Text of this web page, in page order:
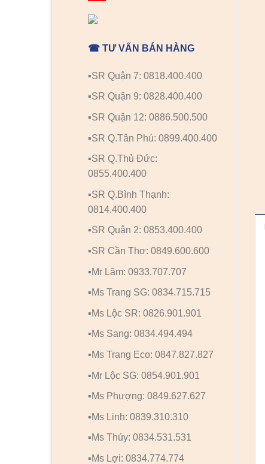
☎ TƯ VẤN BÁN HÀNG
▪️SR Quận 7: 0818.400.400
▪️SR Quận 9: 0828.400.400
▪️SR Quận 12: 0886.500.500
▪️SR Q.Tân Phú: 0899.400.400
▪️SR Q.Thủ Đức:
0855.400.400
▪️SR Q.Bình Thạnh:
0814.400.400
▪️SR Quận 2: 0853.400.400
▪️SR Cần Thơ: 0849.600.600
▪️Mr Lãm: 0933.707.707
▪️Ms Trang SG: 0834.715.715
▪️Ms Lộc SR: 0826.901.901
▪️Ms Sang: 0834.494.494
▪️Ms Trang Eco: 0847.827.827
▪️Mr Lộc SG: 0854.901.901
▪️Ms Phượng: 0849.627.627
▪️Ms Linh: 0839.310.310
▪️Ms Thúy: 0834.531.531
▪️Ms Lợi: 0834.774.774